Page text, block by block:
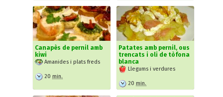
Canapès de pernil amb
kiwi
Amanides i plats freds
20 min.
Patates amb pernil, ous
trencats i oli de tòfona
blanca
Llegums i verdures
20 min.